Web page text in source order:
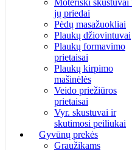
Moteriški skustuvai
jų priedai
Pėdų masažuokliai
Plaukų džiovintuvai
Plaukų formavimo
prietaisai
Plaukų kirpimo
mašinėlės
Veido priežiūros
prietaisai
Vyr. skustuvai ir
skutimosi peiliukai
Gyvūnų prekės
Graužikams